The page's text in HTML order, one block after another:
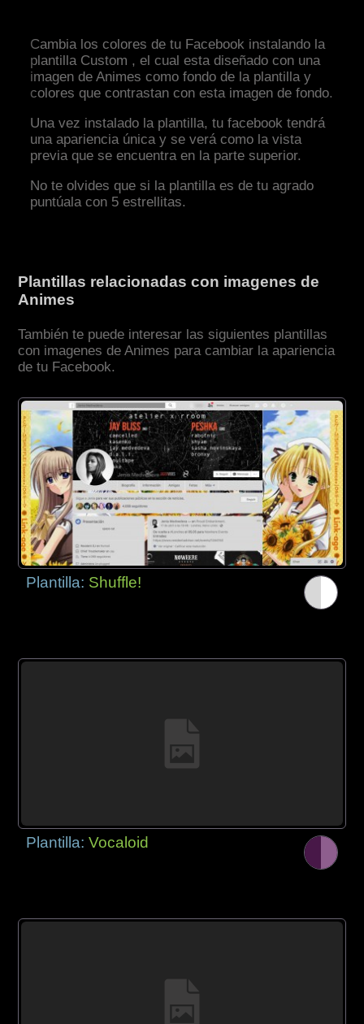
Cambia los colores de tu Facebook instalando la
plantilla Custom , el cual esta diseñado con una
imagen de Animes como fondo de la plantilla y
colores que contrastan con esta imagen de fondo.
Una vez instalado la plantilla, tu facebook tendrá
una apariencia única y se verá como la vista
previa que se encuentra en la parte superior.
No te olvides que si la plantilla es de tu agrado
puntúala con 5 estrellitas.
Plantillas relacionadas con imagenes de
Animes
También te puede interesar las siguientes plantillas
con imagenes de Animes para cambiar la apariencia
de tu Facebook.
Plantilla: Shuffle!
Plantilla:Vocaloid